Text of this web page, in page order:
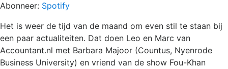
Abonneer: Spotify
Het is weer de tijd van de maand om even stil te staan bij
een paar actualiteiten. Dat doen Leo en Marc van
Accountant.nl met Barbara Majoor (Countus, Nyenrode
Business University) en vriend van de show Fou-Khan